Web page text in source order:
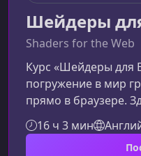
Шейдеры
Shaders for the Web
Курс «Шейдеры для
погружение в мир
прямо в браузере.
использовать GLSL
эффекты, которые
более
16 ч 3 мин